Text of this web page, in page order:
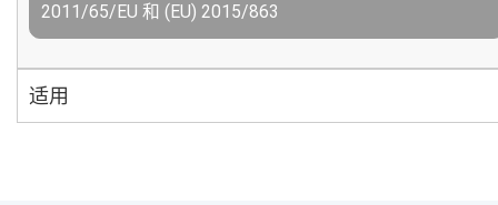
2011/65/EU 和 (EU) 2015/863
适用